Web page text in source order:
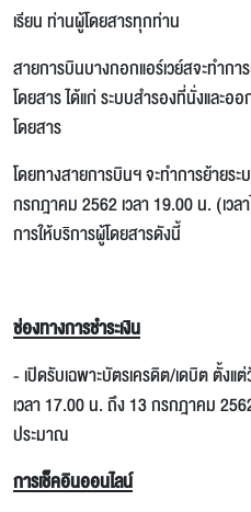
เรียน ท่านผู้โดยสารทุกท่าน
สายการบินบางกอกแอร์เวย์สจะทำกา
โดยสาร ได้แก่ ระบบสำรองที่นั่งและอ
โดยสาร
โดยทางสายการบินฯ จะทำการย้ายร
กรกฎาคม 2562 เวลา 19.00 น. (เวล
การให้บริการผู้โดยสารดังนี้
ช่องทางการชำระเงิน
- เปิดรับเฉพาะบัตรเครดิต/เดบิต ตั้
เวลา 17.00 น. ถึง 13 กรกฎาคม
ประมาณ
การเช็คอินออนไลน์